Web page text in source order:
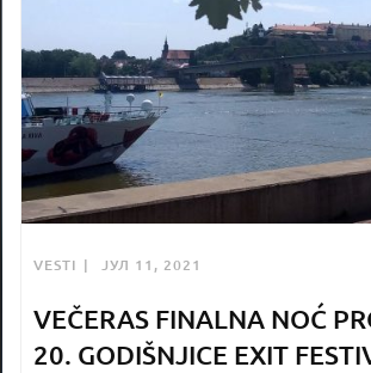
VESTI ЈУЛ 11, 2021
VEČERAS FINALNA NOĆ
20. GODIŠNJICE EXIT